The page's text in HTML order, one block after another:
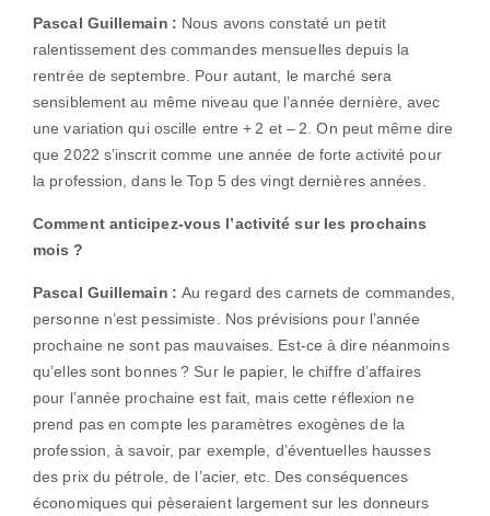
Pascal Guillemain : Nous avons constaté un petit
ralentissement des commandes mensuelles depuis la
rentrée de septembre. Pour autant, le marché sera
sensiblement au même niveau que l’année dernière, avec
une variation qui oscille entre + 2 et – 2. On peut même dire
que 2022 s’inscrit comme une année de forte activité pour
la profession, dans le Top 5 des vingt dernières années.
Comment anticipez-vous l’activité sur les prochains
mois ?
Pascal Guillemain : Au regard des carnets de commandes,
personne n’est pessimiste. Nos prévisions pour l’année
prochaine ne sont pas mauvaises. Est-ce à dire néanmoins
qu’elles sont bonnes ? Sur le papier, le chiffre d’affaires
pour l’année prochaine est fait, mais cette réflexion ne
prend pas en compte les paramètres exogènes de la
profession, à savoir, par exemple, d’éventuelles hausses
des prix du pétrole, de l’acier, etc. Des conséquences
économiques qui pèseraient largement sur les donneurs